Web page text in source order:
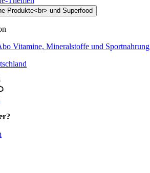
Vitamine, Mineralstoffe und Sportnahrung